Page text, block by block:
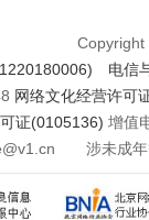
Copyright
电信
网络文化经营许可
证(0105136) 增值
涉未成